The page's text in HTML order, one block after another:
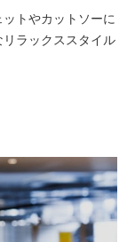
トやカットソーに
リラックススタイル